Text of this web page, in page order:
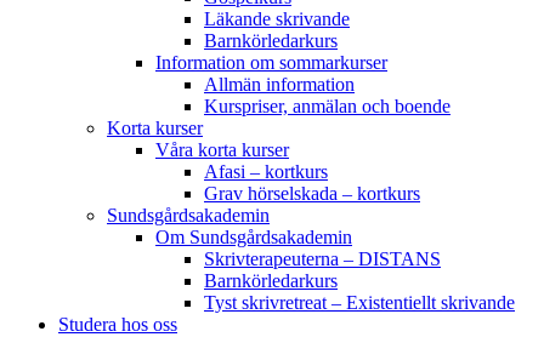
Läkande skrivande
Barnkörledarkurs
Information om sommarkurser
Allmän information
Kurspriser, anmälan och boende
Korta kurser
Våra korta kurser
Afasi – kortkurs
Grav hörselskada – kortkurs
Sundsgårdsakademin
Om Sundsgårdsakademin
Skrivterapeuterna – DISTANS
Barnkörledarkurs
Tyst skrivretreat – Existentiellt skrivande
Studera hos oss